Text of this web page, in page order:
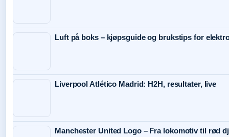
Luft på boks – kjøpsguide og brukstips for
Liverpool Atlético Madrid: H2H, resultater, live
Manchester United Logo – Fra lokomotiv til rød